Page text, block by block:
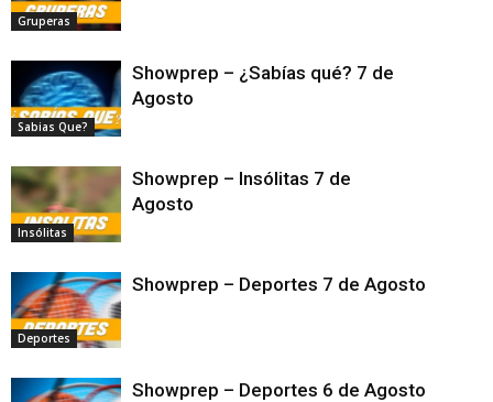
Gruperas
Sabias Que?
Showprep – ¿Sabías qué? 7 de
Agosto
Insólitas
Showprep – Insólitas 7 de
Agosto
Deportes
Showprep – Deportes 7 de Agosto
Showprep – Deportes 6 de Agosto